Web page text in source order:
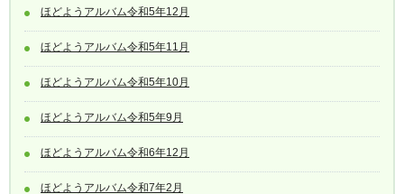
ほどようアルバム令和5年12月
ほどようアルバム令和5年11月
ほどようアルバム令和5年10月
ほどようアルバム令和5年9月
ほどようアルバム令和6年12月
ほどようアルバム令和7年2月